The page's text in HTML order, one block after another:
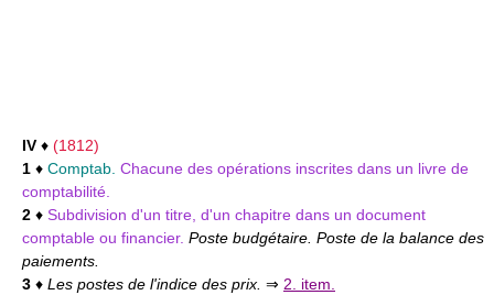
IV ♦ (1812)
1 ♦ Comptab. Chacune des opérations inscrites dans un livre de
comptabilité.
2 ♦ Subdivision d'un titre, d'un chapitre dans un document
comptable ou financier. Poste budgétaire. Poste de la balance des
paiements.
3 ♦ Les postes de l'indice des prix. ⇒ 2. item.